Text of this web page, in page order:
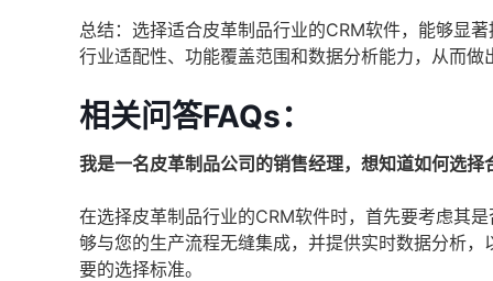
总结：选择适合皮革制品行业的CRM软件，能够显
行业适配性、功能覆盖范围和数据分析能力，从而做
相关问答FAQs：
我是一名皮革制品公司的销售经理，想知道如何选
在选择皮革制品行业的CRM软件时，首先要考虑其
够与您的生产流程无缝集成，并提供实时数据分析
要的选择标准。